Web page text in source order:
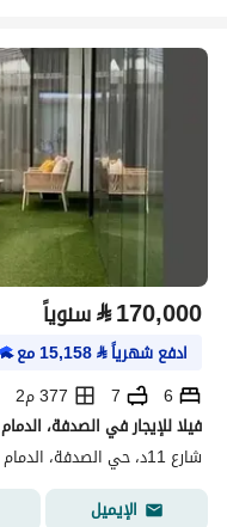
⃁170,000 سنوياً
ادفع شهرياً⃁
15,158مع
6
7
377 م2
فيلا للإيجار في الصدفة، الدمام
شارع 11د، حي الصدفة، الدمام
الإيميل